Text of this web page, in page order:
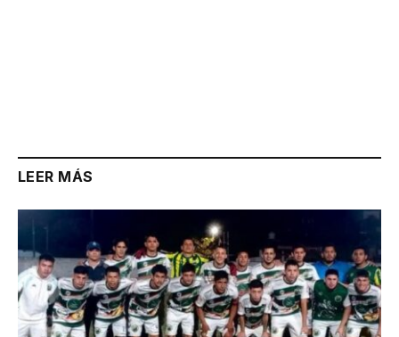
LEER MÁS